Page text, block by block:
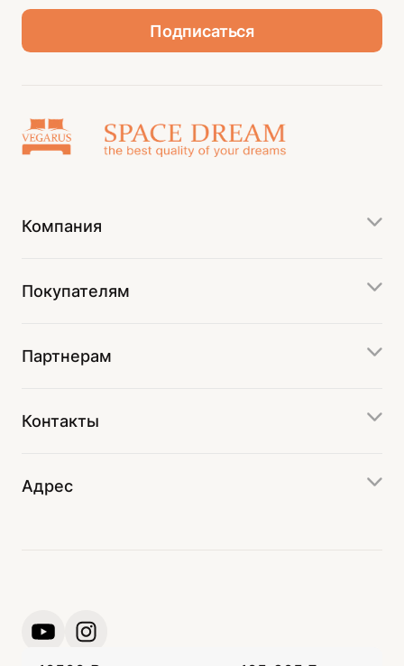
Компания
Покупателям
Партнерам
Контакты
Адрес